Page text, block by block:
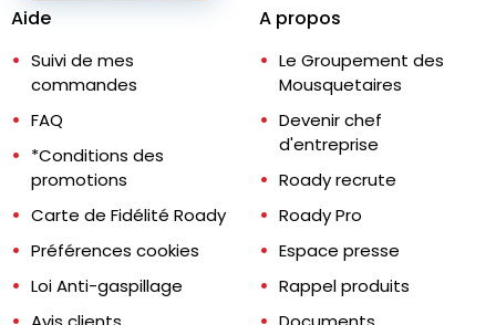
Aide
Suivi de mes
commandes
FAQ
*Conditions des
promotions
Carte de Fidélité Roady
Préférences cookies
Loi Anti-gaspillage
A propos
Le Groupement des
Mousquetaires
Devenir chef
d'entreprise
Roady recrute
Roady Pro
Espace presse
Rappel produits